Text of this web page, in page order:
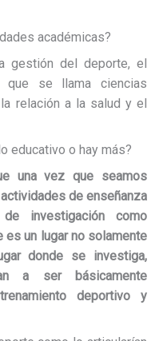
académicas?
gestión del deporte, el
que se llama ciencias
relación a la salud y el
educativo o hay más?
una vez que seamos
de enseñanza
investigación como
es un lugar no solamente
donde se investiga,
a ser básicamente
deportivo y